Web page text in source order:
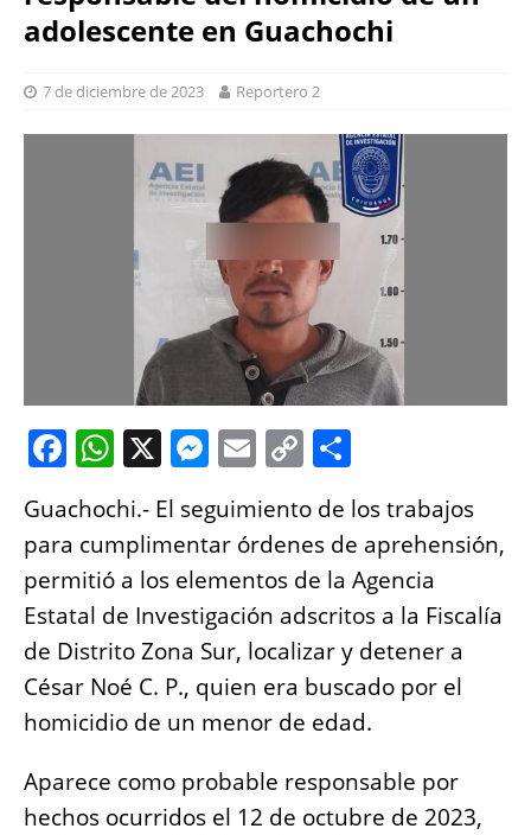
adolescente en Guachochi
7 de diciembre de 2023 Reportero 2
F
a
c
e
b
o
o
k
W
h
at
s
A
p
p
X M
ss
e
n
g
er
E
ai
l
C
p
y
Li
n
k
h
a
re
Guachochi.- El seguimiento de los trabajos
para cumplimentar órdenes de aprehensión,
permitió a los elementos de la Agencia
Estatal de Investigación adscritos a la Fiscalía
de Distrito Zona Sur, localizar y detener a
César Noé C. P., quien era buscado por el
homicidio de un menor de edad.
Aparece como probable responsable por
hechos ocurridos el 12 de octubre de 2023,